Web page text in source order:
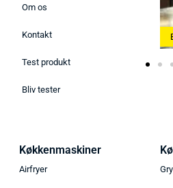
Om os
Kontakt
Test produkt
Bliv tester
Bedste Ismaskine 2026
Køkkenmaskiner
Airfryer